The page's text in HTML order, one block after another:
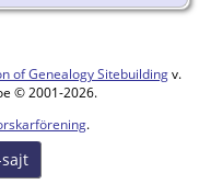
of Genealogy Sitebuildingv.
© 2001-2026.
.